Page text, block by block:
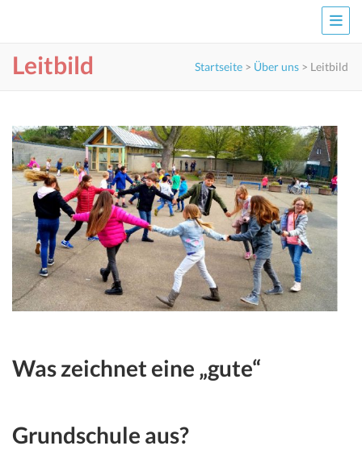
Leitbild Startseite > Über uns > Leitbild
Was zeichnet eine „gute“
Grundschule aus?